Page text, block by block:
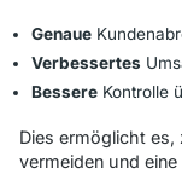
Genaue
Verbessertes
Bessere Kontrolle
Dies ermöglicht es,
vermeiden und